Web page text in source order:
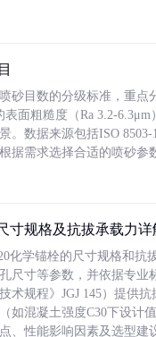
砂目数的分级标准，重点
表面粗糙度（Ra 3.2-6.3μm
。数据来源包括ISO
据需求选择合适的喷砂参
寸规格及抗拔承载力详
化学锚栓的尺寸规格和抗
尺寸等参数，并依据专业
术规程》JGJ 145）提供
如混凝土强度C30下设计值
、性能影响因素及选型建